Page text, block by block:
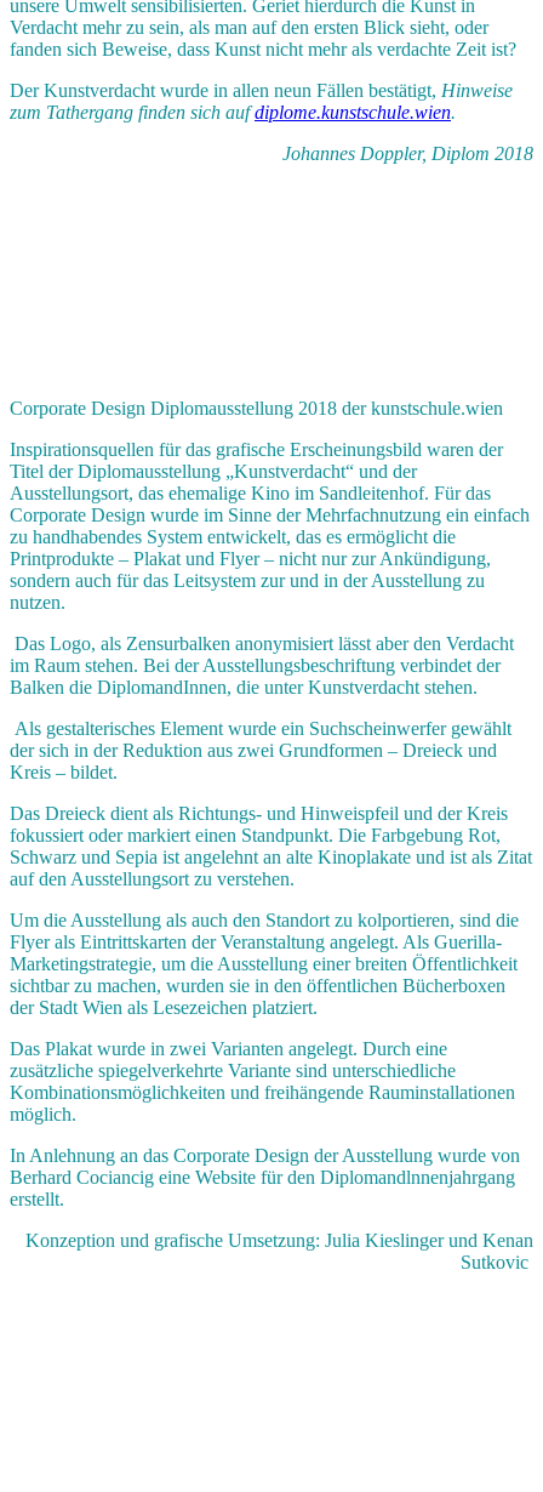
unsere Umwelt sensibilisierten. Geriet hierdurch die Kunst in
Verdacht mehr zu sein, als man auf den ersten Blick sieht, oder
fanden sich Beweise, dass Kunst nicht mehr als verdachte Zeit ist?
Der Kunstverdacht wurde in allen neun Fällen bestätigt, Hinweise
zum Tathergang finden sich aufdiplome.kunstschule.wien.
Johannes Doppler, Diplom 2018
Corporate Design Diplomausstellung 2018 derkunstschule.wien
Inspirationsquellen für das grafische Erscheinungsbild waren der
Titel der Diplomausstellung „Kunstverdacht“ und der
Ausstellungsort, das ehemalige Kino im Sandleitenhof. Für das
Corporate Design wurde im Sinne der Mehrfachnutzung ein einfach
zu handhabendes System entwickelt, das es ermöglicht die
Printprodukte – Plakat und Flyer– nicht nur zur Ankündigung,
sondern auch für das Leitsystem zur und in der Ausstellung zu
nutzen.
Das Logo, als Zensurbalken anonymisiert lässt aber den Verdacht
im Raum stehen. Bei der Ausstellungsbeschriftung verbindet der
Balken die DiplomandInnen, die unter Kunstverdacht stehen.
Als gestalterisches Element wurde ein Suchscheinwerfer gewählt
der sich in der Reduktion aus zwei Grundformen – Dreieck und
Kreis – bildet.
Das Dreieck dient als Richtungs- und Hinweispfeil und der Kreis
fokussiert oder markiert einen Standpunkt. Die Farbgebung Rot,
Schwarz und Sepia ist angelehnt an alte Kinoplakate und ist als Zitat
auf den Ausstellungsort zu verstehen.
Um die Ausstellung als auch den Standort zu kolportieren, sind die
Flyerals Eintrittskarten der Veranstaltung angelegt. Als Guerilla-
Marketingstrategie, um die Ausstellung einer breiten Öffentlichkeit
sichtbar zu machen, wurden sie in den öffentlichen Bücherboxen
der Stadt Wien als Lesezeichen platziert.
Das Plakat wurde in zwei Varianten angelegt. Durch eine
zusätzliche spiegelverkehrte Variante sind unterschiedliche
Kombinationsmöglichkeiten und freihängende Rauminstallationen
möglich.
In Anlehnung an das Corporate Design der Ausstellung wurde von
Berhard Cociancig eine Website für den Diplomandlnnenjahrgang
erstellt.
Konzeption und grafische Umsetzung: Julia Kieslinger und Kenan
Sutkovic